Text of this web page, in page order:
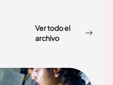
Ver todo el
archivo